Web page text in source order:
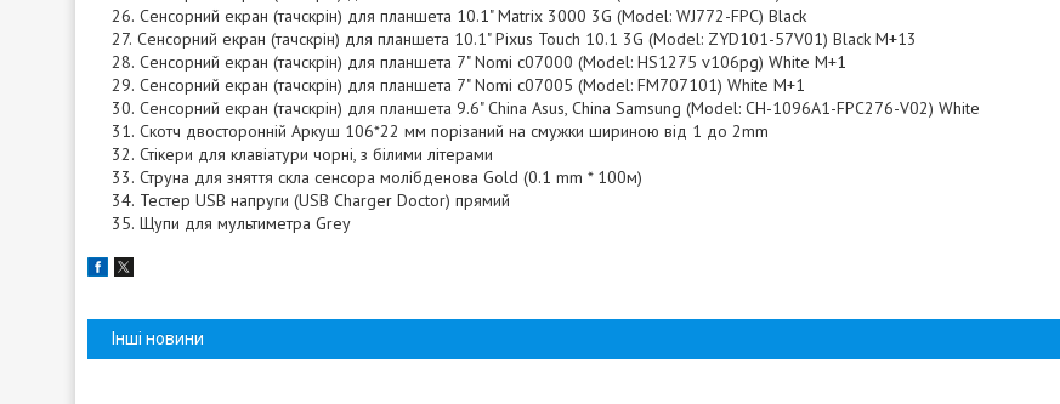
Сенсорний екран (тачскрін) для планшета 10.1" Matrix 3000 3G (Model: WJ772-FPC) Black
Сенсорний екран (тачскрін) для планшета 10.1" Pixus Touch 10.1 3G (Model: ZYD101-57V01) Black M+13
Сенсорний екран (тачскрін) для планшета 7" Nomi c07000 (Model: HS1275 v106pg) White M+1
Сенсорний екран (тачскрін) для планшета 7" Nomi c07005 (Model: FM707101) White M+1
Сенсорний екран (тачскрін) для планшета 9.6" China Asus, China Samsung (Model: CH-1096A1-FPC276-V02) White
Скотч двосторонній Аркуш 106*22 мм порізаний на смужки шириною від 1 до 2mm
Стікери для клавіатури чорні, з білими літерами
Струна для зняття скла сенсора молібденова Gold (0.1 mm * 100м)
Тестер USB напруги (USB Charger Doctor) прямий
Щупи для мультиметра Grey
Інші новини